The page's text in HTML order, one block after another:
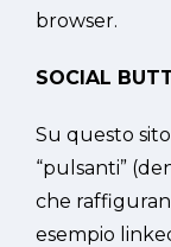
browser.
SOCIAL
Su questo
“pulsanti”
che
esempio